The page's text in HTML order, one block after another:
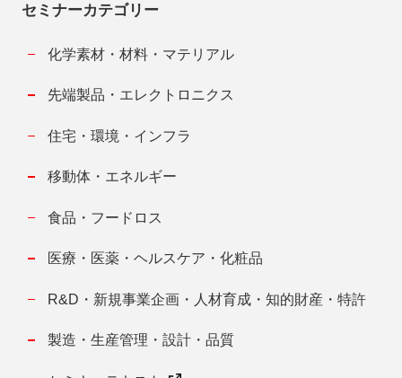
セミナーカテゴリー
化学素材・材料・マテリアル
先端製品・エレクトロニクス
住宅・環境・インフラ
移動体・エネルギー
食品・フードロス
医療・医薬・ヘルスケア・化粧品
R&D・新規事業企画・人材育成・知的財産・特許
製造・生産管理・設計・品質